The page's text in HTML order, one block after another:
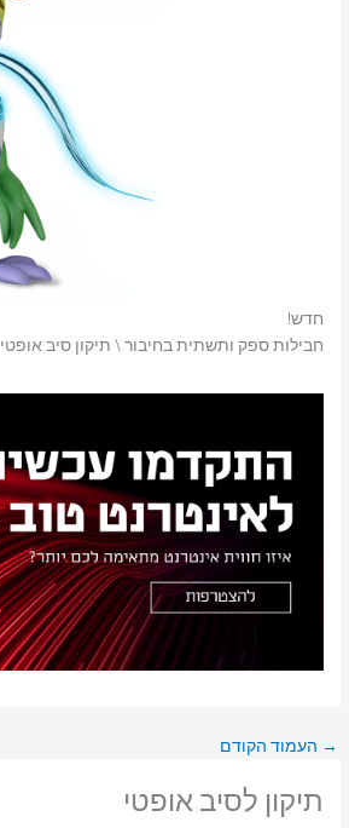
חדש!
חבילות ספק ותשתית בחיבור \ תיקון סיב אופטי
→ העמוד הקודם
תיקון לסיב אופטי